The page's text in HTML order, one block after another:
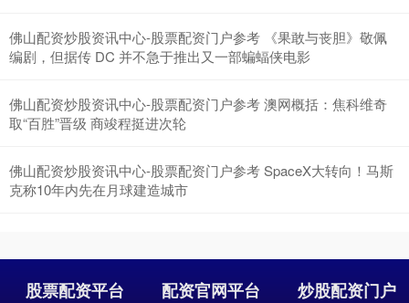
佛山配资炒股资讯中心-股票配资门户参考 《果敢与丧胆》敬佩
编剧，但据传 DC 并不急于推出又一部蝙蝠侠电影
佛山配资炒股资讯中心-股票配资门户参考 澳网概括：焦科维奇
取“百胜”晋级 商竣程挺进次轮
佛山配资炒股资讯中心-股票配资门户参考 SpaceX大转向！马斯
克称10年内先在月球建造城市
股票配资平台 配资官网平台 炒股配资门户